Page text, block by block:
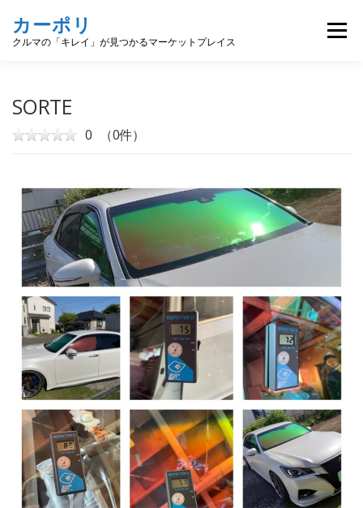
カーポリ
クルマの「キレイ」が見つかるマーケットプレイス
メニュー
SORTE
0 （0件）